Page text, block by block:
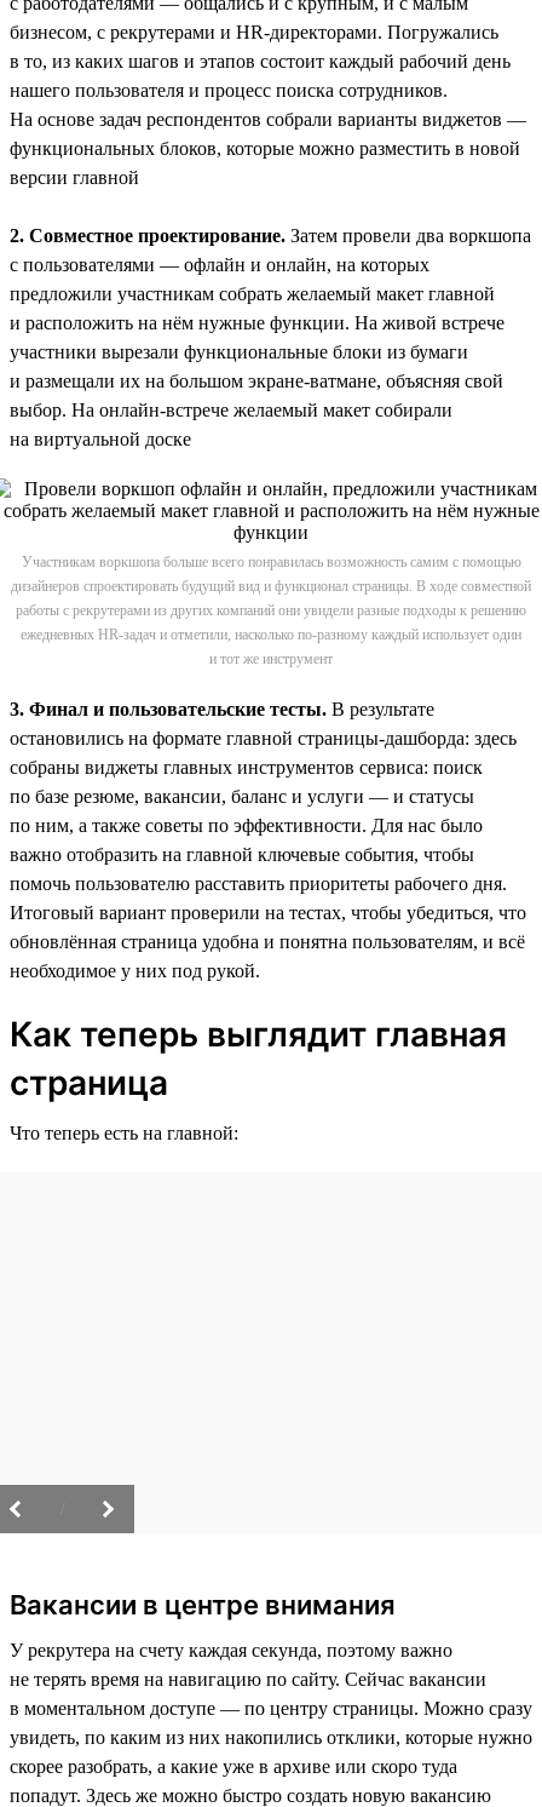
бизнесом, с рекрутерами и HR-директорами. Погружались
в то, из каких шагов и этапов состоит каждый рабочий день
нашего пользователя и процесс поиска сотрудников.
На основе задач респондентов собрали варианты виджетов —
функциональных блоков, которые можно разместить в новой
версии главной
2. Совместное проектирование. Затем провели два воркшопа
с пользователями — офлайн и онлайн, на которых
предложили участникам собрать желаемый макет главной
и расположить на нём нужные функции. На живой встрече
участники вырезали функциональные блоки из бумаги
и размещали их на большом экране-ватмане, объясняя свой
выбор. На онлайн-встрече желаемый макет собирали
на виртуальной доске
Участникам воркшопа больше всего понравилась возможность самим с помощью
дизайнеров спроектировать будущий вид и функционал страницы. В ходе совместной
работы с рекрутерами из других компаний они увидели разные подходы к решению
ежедневных HR-задач и отметили, насколько по-разному каждый использует один
и тот же инструмент
3. Финал и пользовательские тесты. В результате
остановились на формате главной страницы-дашборда: здесь
собраны виджеты главных инструментов сервиса: поиск
по базе резюме, вакансии, баланс и услуги — и статусы
по ним, а также советы по эффективности. Для нас было
важно отобразить на главной ключевые события, чтобы
помочь пользователю расставить приоритеты рабочего дня.
Итоговый вариант проверили на тестах, чтобы убедиться, что
обновлённая страница удобна и понятна пользователям, и всё
необходимое у них под рукой.
Как теперь выглядит главная
страница
Что теперь есть на главной:
Вакансии в центре внимания
У рекрутера на счету каждая секунда, поэтому важно
не терять время на навигацию по сайту. Сейчас вакансии
в моментальном доступе — по центру страницы. Можно сразу
увидеть, по каким из них накопились отклики, которые нужно
скорее разобрать, а какие уже в архиве или скоро туда
попадут. Здесь же можно быстро создать новую вакансию